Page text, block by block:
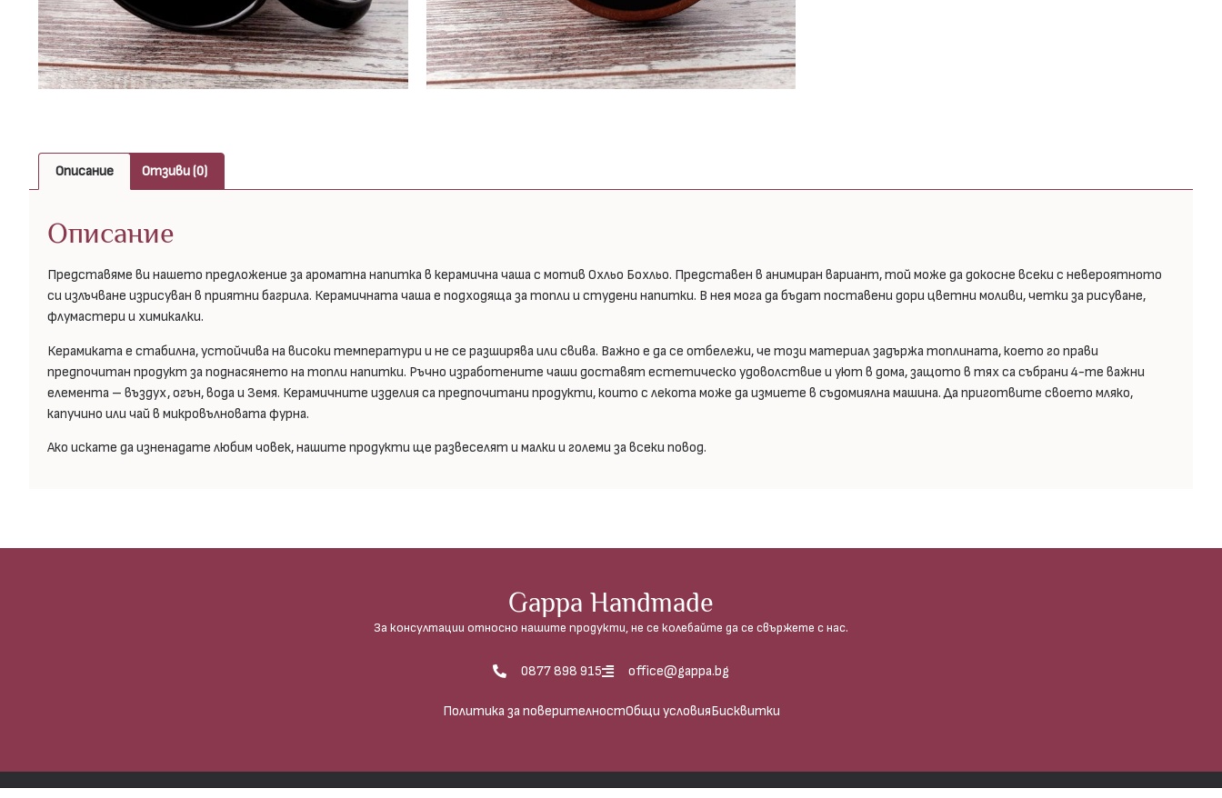
Описание Отзиви (0)
Описание
Представяме ви нашето предложение за ароматна напитка в керамична чаша с мотив Охльо Бохльо. Представен в анимиран вариант, той може да докосне всеки с невероятното
си излъчване изрисуван в приятни багрила. Керамичната чаша е подходяща за топли и студени напитки. В нея мога да бъдат поставени дори цветни моливи, четки за рисуване,
флумастери и химикалки.
Керамиката е стабилна, устойчива на високи температури и не се разширява или свива. Важно е да се отбележи, че този материал задържа топлината, което го прави
предпочитан продукт за поднасянето на топли напитки. Ръчно изработените чаши доставят естетическо удоволствие и уют в дома, защото в тях са събрани 4-те важни
елемента – въздух, огън, вода и Земя. Керамичните изделия са предпочитани продукти, които с лекота може да измиете в съдомиялна машина. Да приготвите своето мляко,
капучино или чай в микровълновата фурна.
Ако искате да изненадате любим човек, нашите продукти ще развеселят и малки и големи за всеки повод.
Gappa Handmade
За консултации относно нашите продукти, не се колебайте да се свържете с нас.
0877 898 915 office@gappa.bg
Политика за поверителностОбщи условия Бисквитки